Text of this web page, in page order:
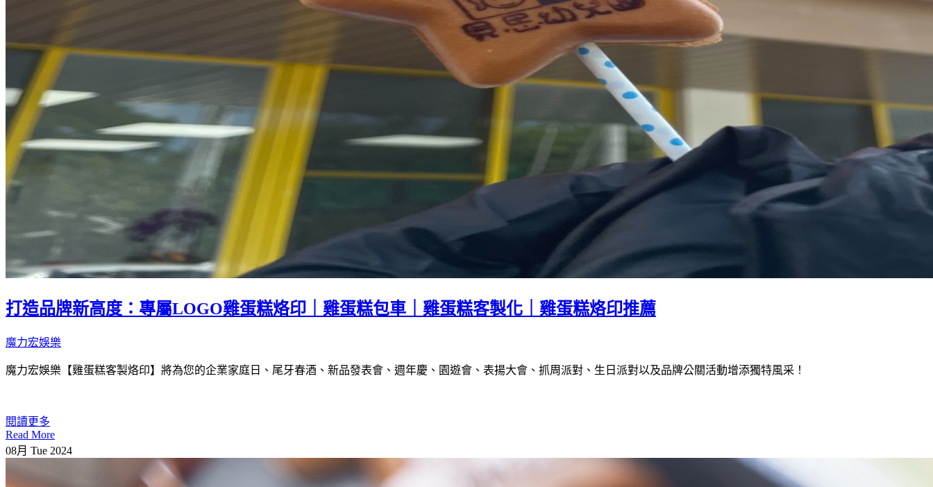
打造品牌新高度：專屬LOGO雞蛋糕烙印｜雞蛋糕包車｜雞蛋糕客製化｜雞蛋糕烙印推薦
魔力宏娛樂
魔力宏娛樂【雞蛋糕客製烙印】將為您的企業家庭日、尾牙春酒、新品發表會、週年慶、園遊會、表揚大會、抓周派對、生日派對以及品牌公關活動增添獨特風采！
閱讀更多
Read More
08月 Tue 2024